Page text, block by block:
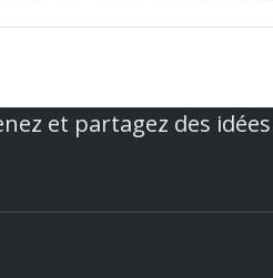
et partagez des idées